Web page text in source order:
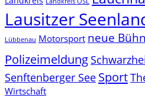
Lausitzer
Lübbenau Motorsport neue
Polizeimeldung
Senftenberger See Sport
Wirtschaft